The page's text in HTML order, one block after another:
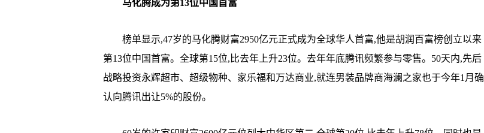
马化腾成为第13位中国首富
榜单显示,47岁的马化腾财富2950亿元正式成为全球华人首富,他是胡润百富榜创立以来
第13位中国首富。全球第15位,比去年上升23位。去年年底腾讯频繁参与零售。50天内,先后
战略投资永辉超市、超级物种、家乐福和万达商业,就连男装品牌商海澜之家也于今年1月确
认向腾讯出让5%的股份。